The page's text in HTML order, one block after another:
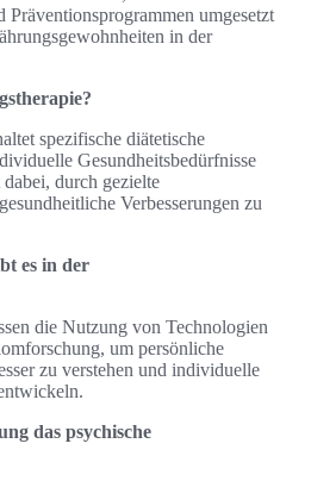
umgesetzt
in der
spezifische diätetische
Gesundheitsbedürfnisse
durch gezielte
Verbesserungen zu
es in der
die Nutzung von Technologien
um persönliche
zu verstehen und individuelle
das psychische